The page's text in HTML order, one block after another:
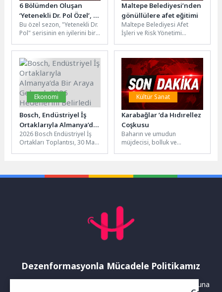
6 Bölümden Oluşan
‘Yetenekli Dr. Pol Özel’, 6
Haziran Cumartesi Saat
20.00’de National
Geographic WILD
Bu özel sezon, "Yetenekli Dr.
Pol" serisinin en iyilerini bir
Hizmetleri'nin...
Maltepe Belediyesi’nden
gönüllülere afet eğitimi
Maltepe Belediyesi Afet
İşleri ve Risk Yönetimi
AFAD Gönüllüsü” olmak
isteyen Maltepeli
vatandaşlara...
Ekonomi
Bosch, Endüstriyel İş
Ortaklarıyla Almanya’da
Bir Araya Gelerek 2026
Hedeflerini Belirledi
2026 Bosch Endüstriyel İş
Ortakları Toplantısı, 30 Mart
Kültür Sanat
Karabağlar ’da Hıdırellez
Coşkusu
Baharın ve umudun
müjdecisi, bolluk ve
Karabağlar...
Dezenformasyonla Mücadele Politikamız
Yayınlanan haberler doğruluk ilkesi gözetilerek hazırlanır. Buna